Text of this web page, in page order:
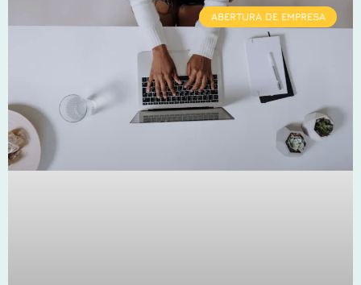
ABERTURA DE EMPRESA